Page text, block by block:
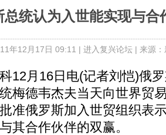
总统认为入世能实现与合
年12月17日 09:11 | 进入复兴论坛| 来源
月16日电(记者刘恺)俄罗
梅德韦杰夫当天向世界贸
准俄罗斯加入世贸组织表
其合作伙伴的双赢。